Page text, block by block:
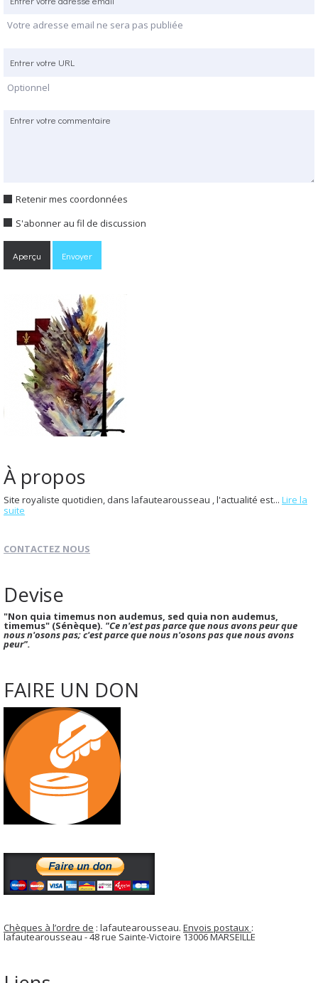
Votre adresse email ne sera pas publiée
Optionnel
Retenir mes coordonnées
S'abonner au fil de discussion
À propos
Site royaliste quotidien, dans lafautearousseau , l'actualité est... Lire la
suite
CONTACTEZ NOUS
Devise
"Non quia timemus non audemus, sed quia non audemus,
timemus" (Sénèque). "Ce n'est pas parce que nous avons peur que
nous n'osons pas; c'est parce que nous n'osons pas que nous avons
peur".
FAIRE UN DON
Chèques à l’ordre de : lafautearousseau. Envois postaux :
lafautearousseau - 48 rue Sainte-Victoire 13006 MARSEILLE